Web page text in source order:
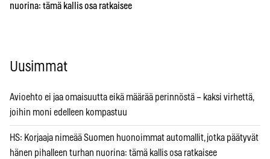
nuorina: tämä kallis osa ratkaisee
Uusimmat
Avioehto ei jaa omaisuutta eikä määrää perinnöstä – kaksi virhettä,
joihin moni edelleen kompastuu
HS: Korjaaja nimeää Suomen huonoimmat automallit, jotka päätyvät
hänen pihalleen turhan nuorina: tämä kallis osa ratkaisee